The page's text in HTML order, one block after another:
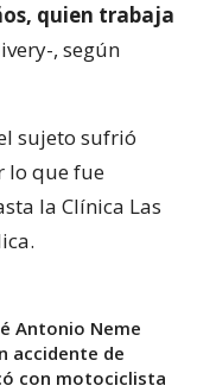
quien trabaja
, según
sujeto sufrió
lo que fue
la Clínica Las
Antonio Neme
accidente de
con motociclista